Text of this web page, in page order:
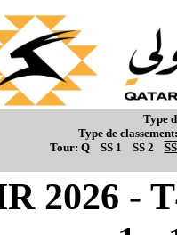
Type
Type de
Tour: Q SS 1 SS 2
2026 -